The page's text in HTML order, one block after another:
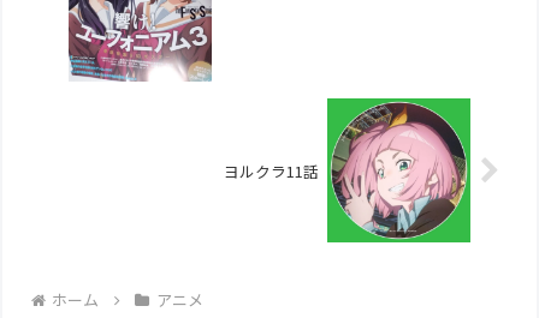
ヨルクラ11話
ホーム アニメ